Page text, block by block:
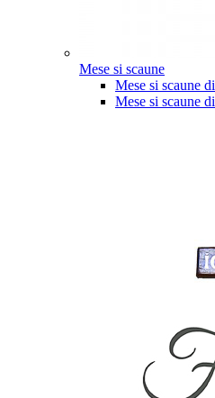
Mese si scaune
Mese si scaune
Mese si scaune